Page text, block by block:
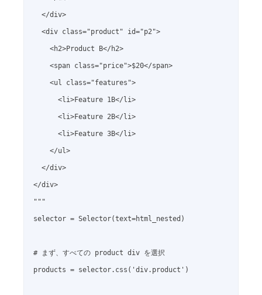
</div>
"""
selector = Selector(text=html_nested)
# まず、すべての product div を選択
products = selector.css('div.product')